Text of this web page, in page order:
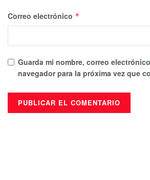
Correo electrónico *
Guarda mi nombre, correo
navegador para la próxima vez que